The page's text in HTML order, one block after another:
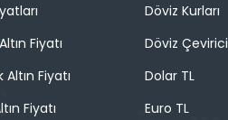
Fiyatı
Fiyatı
Fiyatı
Döviz Kurları
Döviz Çevirici
Dolar TL
Euro TL